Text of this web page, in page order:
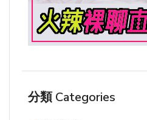
分類 Categories